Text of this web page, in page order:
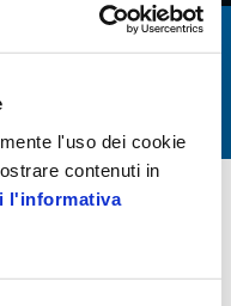
l'uso dei cookie
contenuti in
l'informativa
SM
Digital Hub